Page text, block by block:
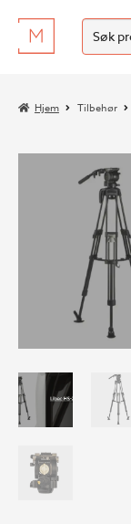
Hopp
til
Hopp
til
Søk
etter:
SØK
Hjem Tilbehør